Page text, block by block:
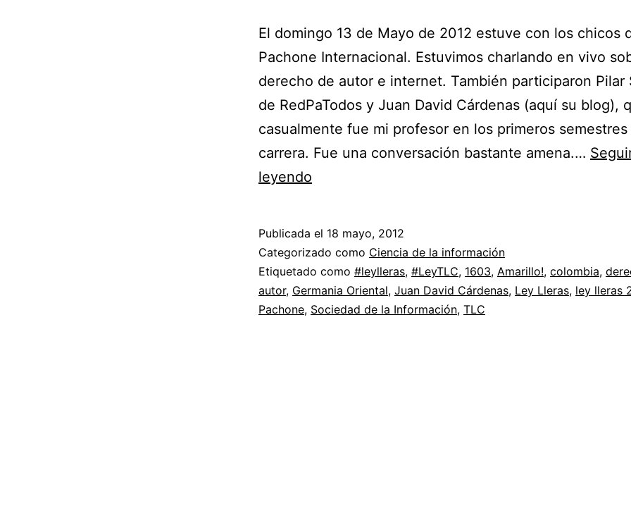
El domingo 13 de Mayo de 2012 estuve con los chicos
Pachone Internacional. Estuvimos charlando en vivo
derecho de autor e internet. También participaron Pilar
de RedPaTodos y Juan David Cárdenas (aquí su blog),
casualmente fue mi profesor en los primeros semestres
carrera. Fue una conversación bastante amena.…
leyendo
Pachone
sobre
derecho
de
Publicada el 18 mayo, 2012
Categorizado como Ciencia de la información
Etiquetado como #leylleras, #LeyTLC, 1603, Amarillo!, colombia,
autor, Germania Oriental, Juan David Cárdenas, Ley Lleras, ley lleras
Pachone, Sociedad de la Información, TLC